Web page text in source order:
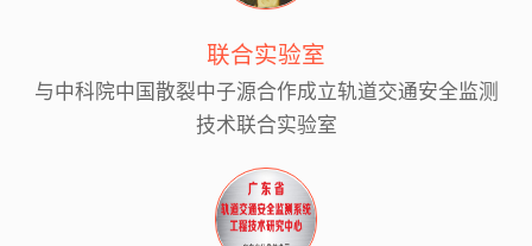
联合实验室
与中科院中国散裂中子源合作成立轨道交通安全监测
技术联合实验室